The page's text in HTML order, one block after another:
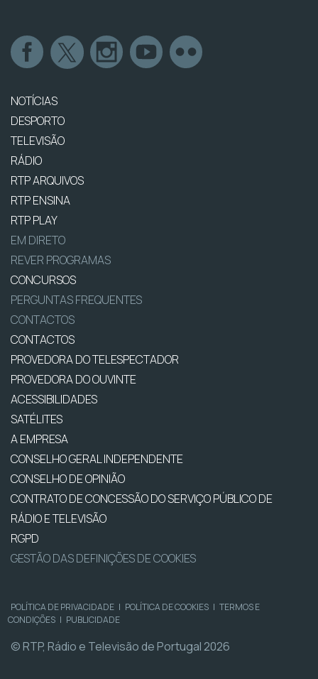
NOTÍCIAS
DESPORTO
TELEVISÃO
RÁDIO
RTP ARQUIVOS
RTP ENSINA
RTP PLAY
EM DIRETO
REVER PROGRAMAS
CONCURSOS
PERGUNTAS FREQUENTES
CONTACTOS
CONTACTOS
PROVEDORA DO TELESPECTADOR
PROVEDORA DO OUVINTE
ACESSIBILIDADES
SATÉLITES
A EMPRESA
CONSELHO GERAL INDEPENDENTE
CONSELHO DE OPINIÃO
CONTRATO DE CONCESSÃO DO SERVIÇO PÚBLICO DE
RÁDIO E TELEVISÃO
RGPD
GESTÃO DAS DEFINIÇÕES DE COOKIES
POLÍTICA DE PRIVACIDADE | POLÍTICA DE COOKIES | TERMOS E
CONDIÇÕES | PUBLICIDADE
© RTP, Rádio e Televisão de Portugal 2026